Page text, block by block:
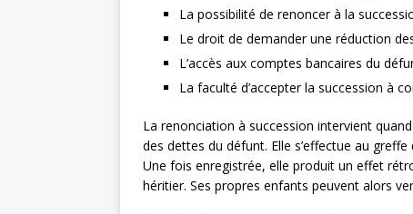
La possibilité de renoncer à la
Le droit de demander une réduction
L’accès aux comptes bancaires du
La faculté d’accepter la succession à
La renonciation à succession intervient
des dettes du défunt. Elle s’effectue au
Une fois enregistrée, elle produit un effet
héritier. Ses propres enfants peuvent alors